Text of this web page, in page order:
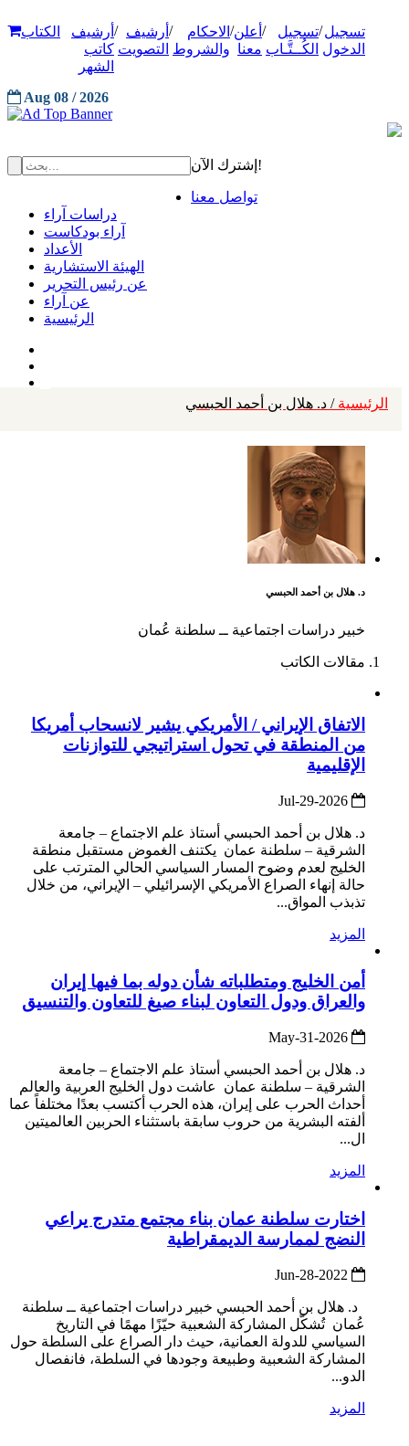
تسجيل
الدخول
/تسجيل
الكُــتَّـاب
/ أعلن
معنا
/ الاحكام
والشروط
/ أرشيف
التصويت
/ أرشيف
كاتب
الشهر
الكتاب
Aug 08 / 2026
إشترك الآن!
تواصل معنا
دراسات آراء
آراء بودكاست
الأعداد
الهيئة الاستشارية
عن رئيس التحرير
عن آراء
الرئيسية
الرئيسية / د. هلال بن أحمد الحبسي
د. هلال بن أحمد الحبسي
خبير دراسات اجتماعية ــ سلطنة عُمان
مقالات الكاتب
الاتفاق الإيراني / الأمريكي يشير لانسحاب أمريكا
من المنطقة في تحول استراتيجي للتوازنات
الإقليمية
د. هلال بن أحمد الحبسي أستاذ علم الاجتماع – جامعة
الشرقية – سلطنة عمان يكتنف الغموض مستقبل منطقة
الخليج لعدم وضوح المسار السياسي الحالي المترتب على
حالة إنهاء الصراع الأمريكي الإسرائيلي – الإيراني، من خلال
تذبذب المواق...
المزيد
أمن الخليج ومتطلباته شأن دوله بما فيها إيران
والعراق ودول التعاون لبناء صيغ للتعاون والتنسيق
د. هلال بن أحمد الحبسي أستاذ علم الاجتماع – جامعة
الشرقية – سلطنة عمان عاشت دول الخليج العربية والعالم
أحداث الحرب على إيران، هذه الحرب أكتسب بعدًا مختلفاً عما
ألفته البشرية من حروب سابقة باستثناء الحربين العالميتين
ال...
المزيد
اختارت سلطنة عمان بناء مجتمع متدرج يراعي
النضج لممارسة الديمقراطية
د. هلال بن أحمد الحبسي خبير دراسات اجتماعية ــ سلطنة
عُمان تُشكّل المشاركة الشعبية حيّزًا مهمًا في التاريخ
السياسي للدولة العمانية، حيث دار الصراع على السلطة حول
المشاركة الشعبية وطبيعة وجودها في السلطة، فانفصال
الدو...
المزيد